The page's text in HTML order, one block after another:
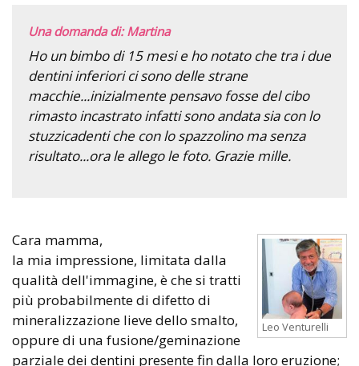
Una domanda di: Martina
Ho un bimbo di 15 mesi e ho notato che tra i due
dentini inferiori ci sono delle strane
macchie...inizialmente pensavo fosse del cibo
rimasto incastrato infatti sono andata sia con lo
stuzzicadenti che con lo spazzolino ma senza
risultato...ora le allego le foto. Grazie mille.
Leo Venturelli
Cara mamma,
la mia impressione, limitata dalla
qualità dell'immagine, è che si tratti
più probabilmente di difetto di
mineralizzazione lieve dello smalto,
oppure di una fusione/geminazione
parziale dei dentini presente fin dalla loro eruzione;